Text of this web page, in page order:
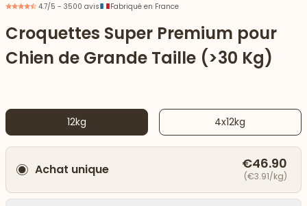
vers le bas
4.7/5 - 3500 avis Fabriqué en France
Croquettes Super Premium pour
Chien de Grande Taille (>30 Kg)
12kg 4x12kg
Achat unique €46.90
(€3.91/kg)